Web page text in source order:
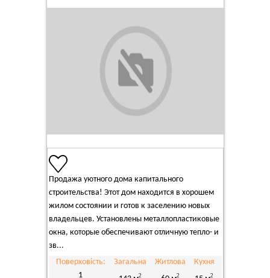
Продажа уютного дома капитального
строительства! Этот дом находится в хорошем
жилом состоянии и готов к заселению новых
владельцев. Установлены металлопластиковые
окна, которые обеспечивают отличную тепло- и
зв...
Поверховість:
1
Загальна
2
Житлова
2
Кухня
2